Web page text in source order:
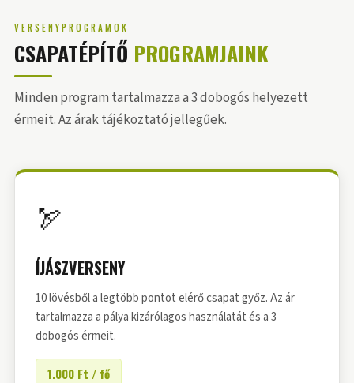
VERSENYPROGRAMOK
CSAPATÉPÍTŐ PROGRAMJAINK
Minden program tartalmazza a 3 dobogós helyezett
érmeit. Az árak tájékoztató jellegűek.
🏹
ÍJÁSZVERSENY
10 lövésből a legtöbb pontot elérő csapat győz. Az ár
tartalmazza a pálya kizárólagos használatát és a 3
dobogós érmeit.
1.000 Ft / fő